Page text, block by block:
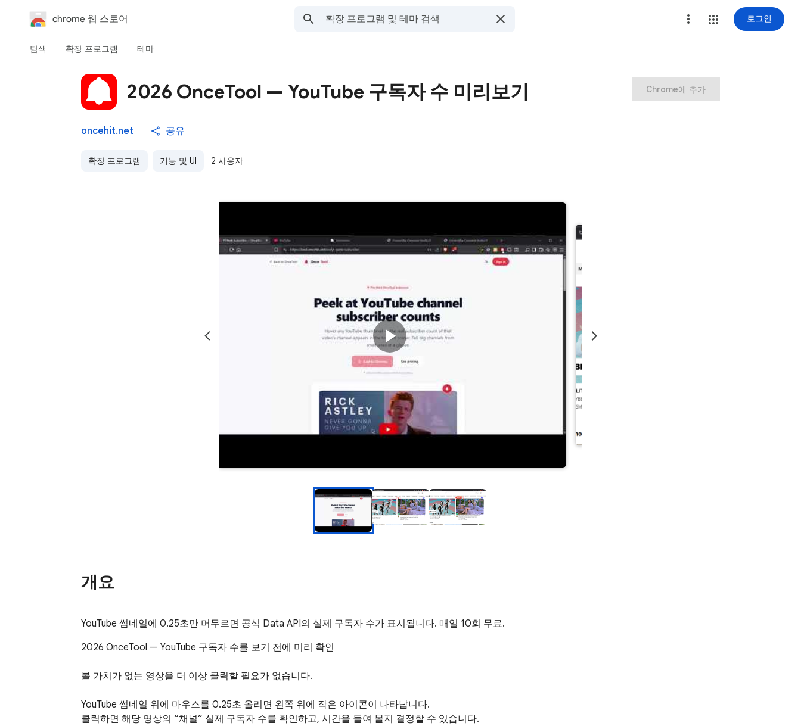
chrome 웹 스토어 로그인
탐색 확장 프로그램 테마
2026 OnceTool — YouTube 구독자 수 미리보기
oncehit.net 공유
확장 프로그램 기능 및 UI 2 사용자
Chrome에 추가
개요
YouTube 썸네일에 0.25초만 머무르면 공식 Data API의 실제 구독자 수가 표시됩니다. 매일 10회 무료.
2026 OnceTool — YouTube 구독자 수를 보기 전에 미리 확인
볼 가치가 없는 영상을 더 이상 클릭할 필요가 없습니다.
YouTube 썸네일 위에 마우스를 0.25초 올리면 왼쪽 위에 작은 아이콘이 나타납니다.
클릭하면 해당 영상의 “채널” 실제 구독자 수를 확인하고, 시간을 들여 볼지 결정할 수 있습니다.